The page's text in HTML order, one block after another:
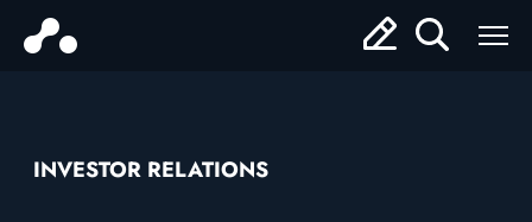
INVESTOR RELATIONS